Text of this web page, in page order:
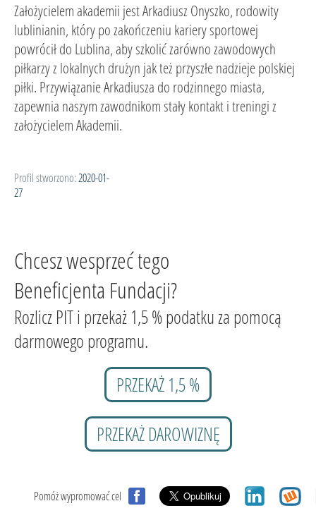
Założycielem akademii jest Arkadiusz Onyszko, rodowity
lublinianin, który po zakończeniu kariery sportowej
powrócił do Lublina, aby szkolić zarówno zawodowych
piłkarzy z lokalnych drużyn jak też przyszłe nadzieje polskiej
piłki. Przywiązanie Arkadiusza do rodzinnego miasta,
zapewnia naszym zawodnikom stały kontakt i treningi z
założycielem Akademii.
Profil stworzono: 2020-01-
27
Chcesz wesprzeć tego
Beneficjenta Fundacji?
Rozlicz PIT i przekaż 1,5 % podatku za pomocą
darmowego programu.
PRZEKAŻ 1,5 %
PRZEKAŻ DAROWIZNĘ
Pomóż wypromować cel